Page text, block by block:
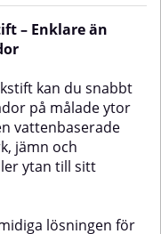
är den smidiga
för mindre
snickerier och andra
föremål. Kulören RAL
kallad Rose, är en
livfull rosa ton som
systemets kategori
nyanser.✅ Fördelar med
bättringsfärg i
–
– Enklare än
kan du snabbt
på målade ytor
vattenbaserade
jämn och
ytan till sitt
lösningen för